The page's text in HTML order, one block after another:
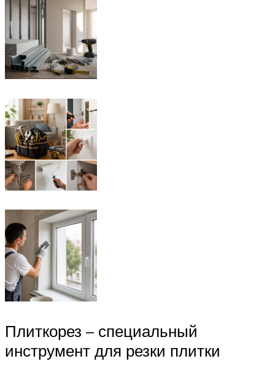
Плиткорез – специальный
инструмент для резки плитки